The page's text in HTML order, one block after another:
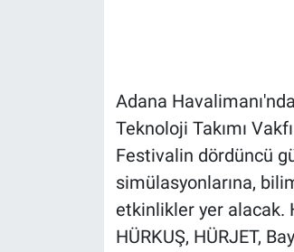
Adana
Teknoloji Takımı
Festivalin dördüncü
simülasyonlarına,
etkinlikler yer alacak.
HÜRKUŞ, HÜRJET,